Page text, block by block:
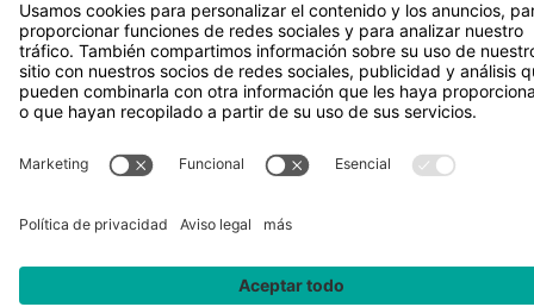
*Precio de venta recomendado incl. IVA más gastos de envío
Rotax Bike Technology AG © 2025